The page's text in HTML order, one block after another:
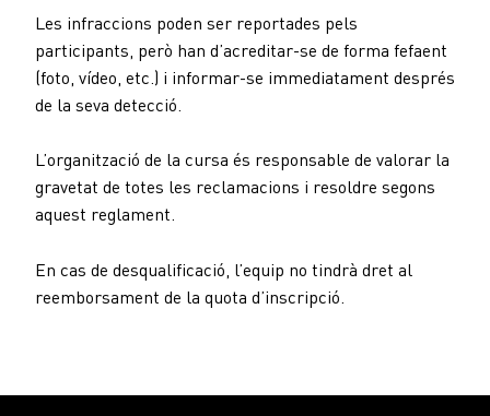
Les infraccions poden ser reportades pels
participants, però han d’acreditar-se de forma fefaent
(foto, vídeo, etc.) i informar-se immediatament després
de la seva detecció.
L’organització de la cursa és responsable de valorar la
gravetat de totes les reclamacions i resoldre segons
aquest reglament.
En cas de desqualificació, l’equip no tindrà dret al
reemborsament de la quota d’inscripció.